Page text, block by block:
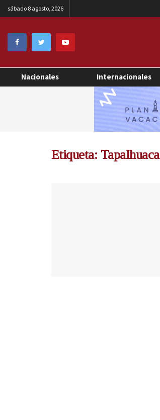
sábado 8 agosto, 2026
Nacionales Internacionales
Etiqueta: Tapalhuaca